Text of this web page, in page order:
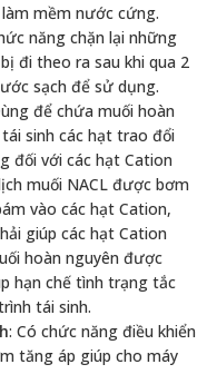
mềm nước cứng.
năng chặn lại những
đi theo ra sau khi qua 2
sạch để sử dụng.
để chứa muối hoàn
sinh các hạt trao đổi
đối với các hạt Cation
muối NACL được bơm
vào các hạt Cation,
giúp các hạt Cation
hoàn nguyên được
hạn chế tình trạng tắc
tái sinh.
: Có chức năng điều khiển
tăng áp giúp cho máy